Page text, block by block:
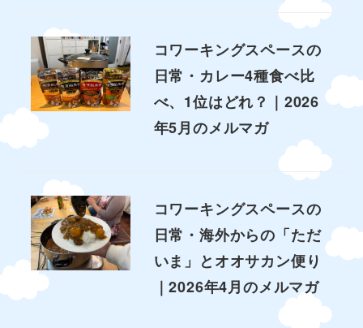
コワーキングスペースの
日常・カレー4種食べ比
べ、1位はどれ？｜2026
年5月のメルマガ
コワーキングスペースの
日常・海外からの「ただ
いま」とオオサカン便り
｜2026年4月のメルマガ